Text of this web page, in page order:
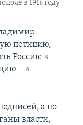
в 1916 году
петицию,
Россию в
– в
а по
власти,